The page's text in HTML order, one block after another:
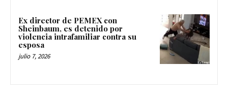
Ex director de PEMEX con
Sheinbaum, es detenido por
violencia intrafamiliar contra su
esposa
julio 7, 2026